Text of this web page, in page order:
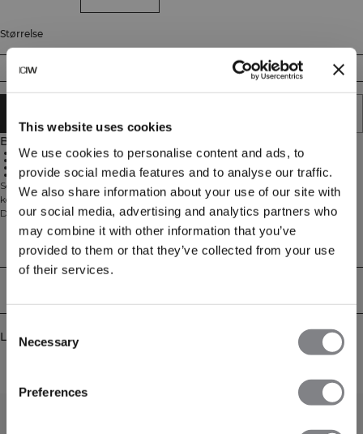
This website uses cookies
We use cookies to personalise content and ads, to
provide social media features and to analyse our traffic.
We also share information about your use of our site with
our social media, advertising and analytics partners who
may combine it with other information that you’ve
provided to them or that they’ve collected from your use
of their services.
Selection
Necessary
Preferences
Størrelse
S XL XXL
Beskrivelse
Sømløs
Jerseystrikk
Normal passform
Gnagfri
Sømløs treningst-skjorte med svært god pusteevne. Stride T-Shirt gir myk
komfort i jerseystrikk og har en normal passform som beveger seg med deg.
Den sømløse konstruksjonen minimerer friksjon for en gnagfri følelse, mens
det lette materialet holder deg kjølig fra gymgulvet til løpeturen ute. 92%
polyamid, 8% elastan.
Tekniske egenskaper
Lignende produkter